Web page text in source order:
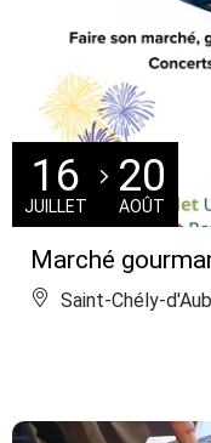
Marché
16
JUILLET
20
AOÛT
Saint-Chély-